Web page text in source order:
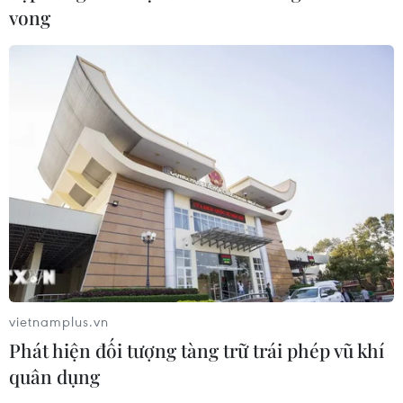
quá trình phát triển ung thư
Phương pháp mới giúp phát hiện
sớm bệnh Alzheimer
30/07/2026 14:27
Virus H5N1 lây lan trong quần thể
chim bản địa tại Australia
29/07/2026 11:42
UNAIDS cảnh báo nguy cơ đại dịch
HIV/AIDS bùng phát trở lại
vong
vietnamplus.vn
Phát hiện đối tượng tàng trữ trái phép vũ khí
quân dụng